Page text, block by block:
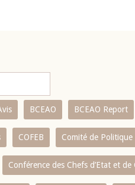
BCEAO BCEAO Report
COFEB Comité de
Conférence des Chefs d’Etat et